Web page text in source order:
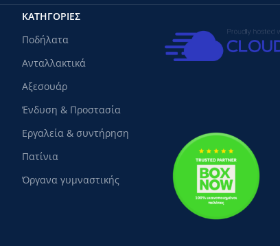
ΚΑΤΗΓΟΡΊΕΣ
Ποδήλατα
Ανταλλακτικά
Αξεσουάρ
Ένδυση & Προστασία
Εργαλεία & συντήρηση
Πατίνια
Όργανα γυμναστικής